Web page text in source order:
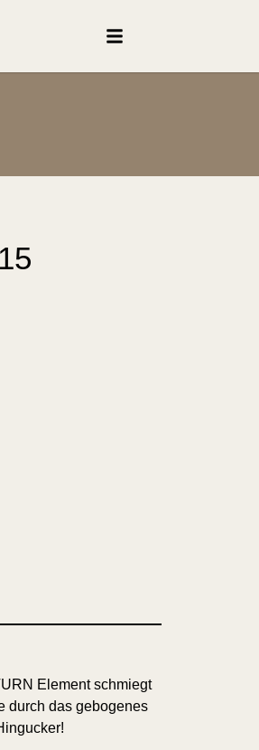
Element schmiegt
durch das gebogenes